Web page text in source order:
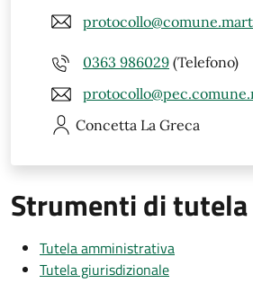
0363 986029 (Telefono)
Concetta La Greca
Strumenti di tutela
Tutela amministrativa
Tutela giurisdizionale